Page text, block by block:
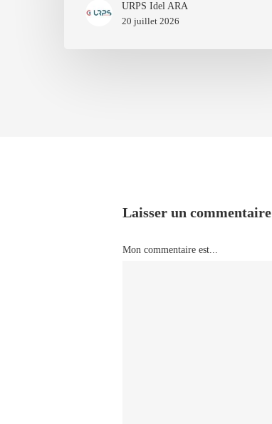
URPS Idel ARA
20 juillet 2026
Laisser un commentaire
Mon commentaire est...